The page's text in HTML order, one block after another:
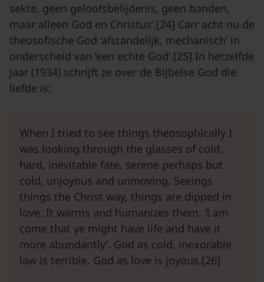
sekte, geen geloofsbelijdenis, geen banden,
maar alleen God en Christus’.[24] Carr acht nu de
theosofische God ‘afstandelijk, mechanisch’ in
onderscheid van ‘een echte God’.[25] In hetzelfde
jaar (1934) schrijft ze over de Bijbelse God die
liefde is:
When I tried to see things theosophically I
was looking through the glasses of cold,
hard, inevitable fate, serene perhaps but
cold, unjoyous and unmoving. Seeings
things the Christ way, things are dipped in
love. It warms and humanizes them. ‘I am
come that ye might have life and have it
more abundantly’. God as cold, inexorable
law is terrible. God as love is joyous.[26]